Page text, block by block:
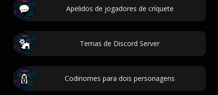
Apelidos de jogadores de críquete
Temas de Discord Server
Codinomes para dois personagens